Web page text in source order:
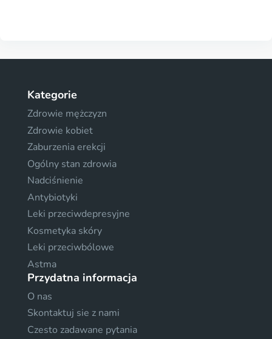
Kategorie
Zdrowie mężczyzn
Zdrowie kobiet
Zaburzenia erekcji
Ogólny stan zdrowia
Nadciśnienie
Antybiotyki
Leki przeciwdepresyjne
Kosmetyka skóry
Leki przeciwbólowe
Astma
Przydatna informacja
O nas
Skontaktuj sie z nami
Czesto zadawane pytania